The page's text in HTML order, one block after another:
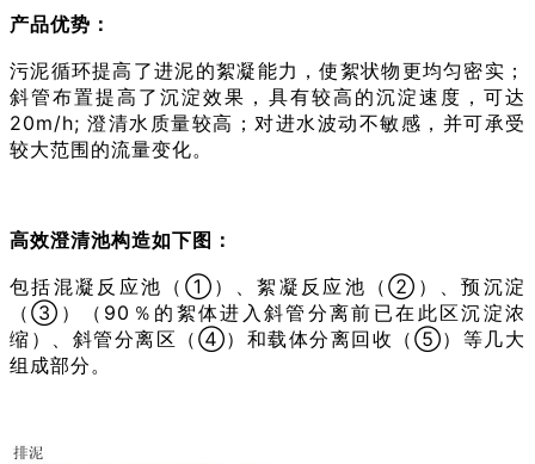
产品优势：
污泥循环提高了进泥的絮凝能力，使絮状物更均匀密实；
斜管布置提高了沉淀效果，具有较高的沉淀速度，可达
20m/h; 澄清水质量较高；对进水波动不敏感，并可承受
较大范围的流量变化。
高效澄清池构造如下图：
包括混凝反应池（①）、絮凝反应池（②）、预沉淀
（③）（90％的絮体进入斜管分离前已在此区沉淀浓
缩）、斜管分离区（④）和载体分离回收（⑤）等几大
组成部分。